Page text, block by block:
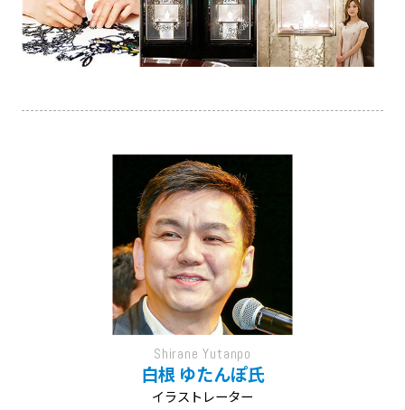
Shirane Yutanpo
白根 ゆたんぽ氏
イラストレーター